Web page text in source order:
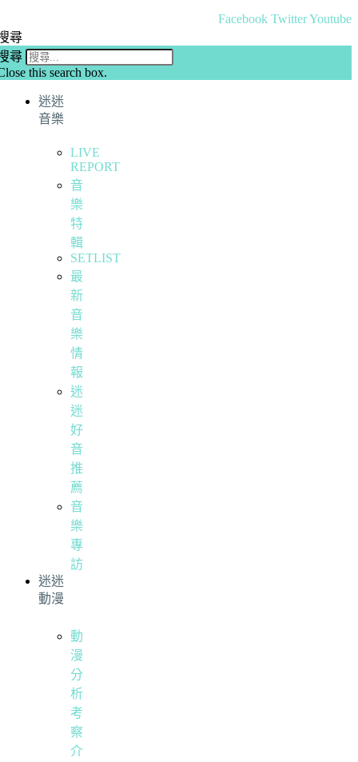
Facebook TwitterYoutube
尋
尋
this search box.
迷迷
音樂
LIVE
REPORT
音
樂
特
輯
SETLIST
最
新
音
樂
情
報
迷
迷
好
音
推
薦
音
樂
專
訪
迷迷
動漫
動
漫
分
析
考
察
介